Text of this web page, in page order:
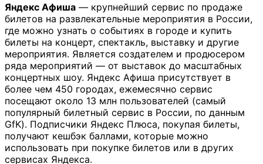
Яндекс Афиша — крупнейший сервис по продаже
билетов на развлекательные мероприятия в России,
где можно узнать о событиях в городе и купить
билеты на концерт, спектакль, выставку и другие
мероприятия. Является создателем и продюсером
ряда мероприятий — от выставок до масштабных
концертных шоу. Яндекс Афиша присутствует в
более чем 450 городах, ежемесячно сервис
посещают около 13 млн пользователей (самый
популярный билетный сервис в России, по данным
GfK). Подписчики Яндекс Плюса, покупая билеты,
получают кешбэк баллами, которые можно
использовать при покупке билетов или в других
сервисах Яндекса.